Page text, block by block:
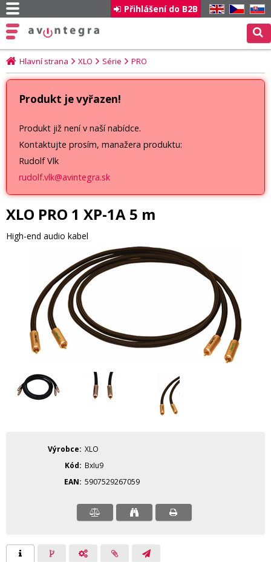
EN CZ SK
Přihlášení do B2B
Hlavní strana XLO Série PRO
Produkt je vyřazen!
Produkt již není v naší nabídce.
Kontaktujte prosím, manažera produktu:
Rudolf Vlk
rudolf.vlk@avintegra.sk
XLO PRO 1 XP-1A 5 m
High-end audio kabel
Výrobce XLO
Kód
BxIu9
EAN 5907529267059